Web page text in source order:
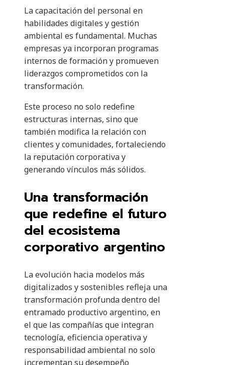
La capacitación del personal en
habilidades digitales y gestión
ambiental es fundamental. Muchas
empresas ya incorporan programas
internos de formación y promueven
liderazgos comprometidos con la
transformación.
Este proceso no solo redefine
estructuras internas, sino que
también modifica la relación con
clientes y comunidades, fortaleciendo
la reputación corporativa y
generando vínculos más sólidos.
Una transformación
que redefine el futuro
del ecosistema
corporativo argentino
La evolución hacia modelos más
digitalizados y sostenibles refleja una
transformación profunda dentro del
entramado productivo argentino, en
el que las compañías que integran
tecnología, eficiencia operativa y
responsabilidad ambiental no solo
incrementan su desempeño